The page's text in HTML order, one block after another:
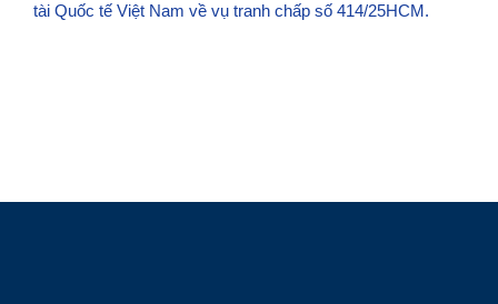
tài Quốc tế Việt Nam về vụ tranh chấp số 414/25HCM.